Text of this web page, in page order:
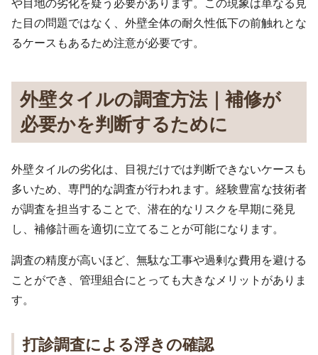
や目地の劣化を疑う必要があります。この現象は単なる見
た目の問題ではなく、外壁全体の耐久性低下の前触れとな
るケースもあるため注意が必要です。
外壁タイルの調査方法｜補修が
必要かを判断するために
外壁タイルの劣化は、目視だけでは判断できないケースも
多いため、専門的な調査が行われます。経験豊富な技術者
が調査を担当することで、潜在的なリスクを早期に発見
し、補修計画を適切に立てることが可能になります。
調査の精度が高いほど、無駄な工事や過剰な費用を避ける
ことができ、管理組合にとっても大きなメリットがありま
す。
打診調査による浮きの確認